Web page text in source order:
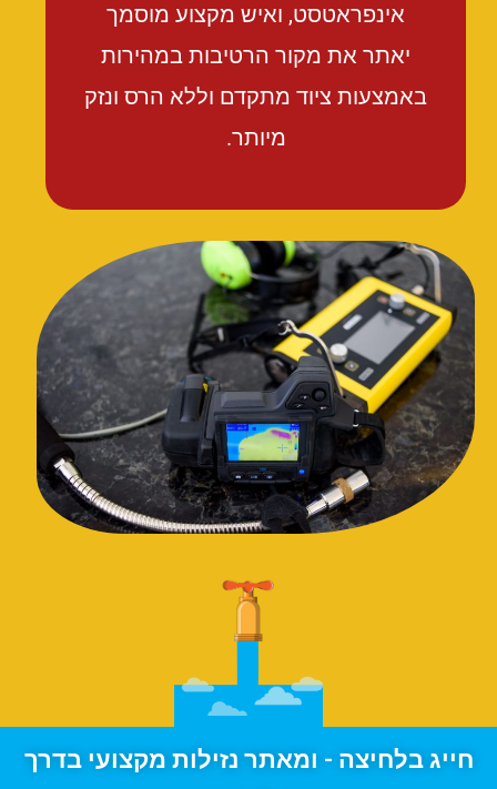
אינפראטסט, ואיש מקצוע מוסמך
יאתר את מקור הרטיבות במהירות
באמצעות ציוד מתקדם וללא הרס ונזק
מיותר.
חייג בלחיצה - ומאתר נזילות מקצועי בדרך